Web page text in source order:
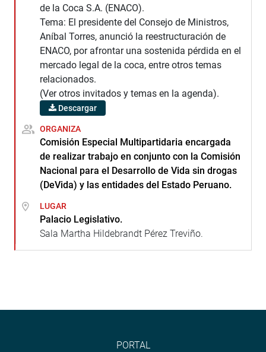
de la Coca S.A. (ENACO).
Tema: El presidente del Consejo de Ministros,
Aníbal Torres, anunció la reestructuración de
ENACO, por afrontar una sostenida pérdida en el
mercado legal de la coca, entre otros temas
relacionados.
(Ver otros invitados y temas en la agenda).
Descargar
ORGANIZA
Comisión Especial Multipartidaria encargada
de realizar trabajo en conjunto con la Comisión
Nacional para el Desarrollo de Vida sin drogas
(DeVida) y las entidades del Estado Peruano.
LUGAR
Palacio Legislativo.
Sala Martha Hildebrandt Pérez Treviño.
PORTAL